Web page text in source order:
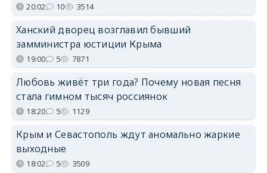
20:02 10 3514
Ханский дворец возглавил бывший
замминистра юстиции Крыма
19:00 5 7871
Любовь живёт три года? Почему новая песня
стала гимном тысяч россиянок
18:20 5 1129
Крым и Севастополь ждут аномально жаркие
выходные
18:02 5 3509